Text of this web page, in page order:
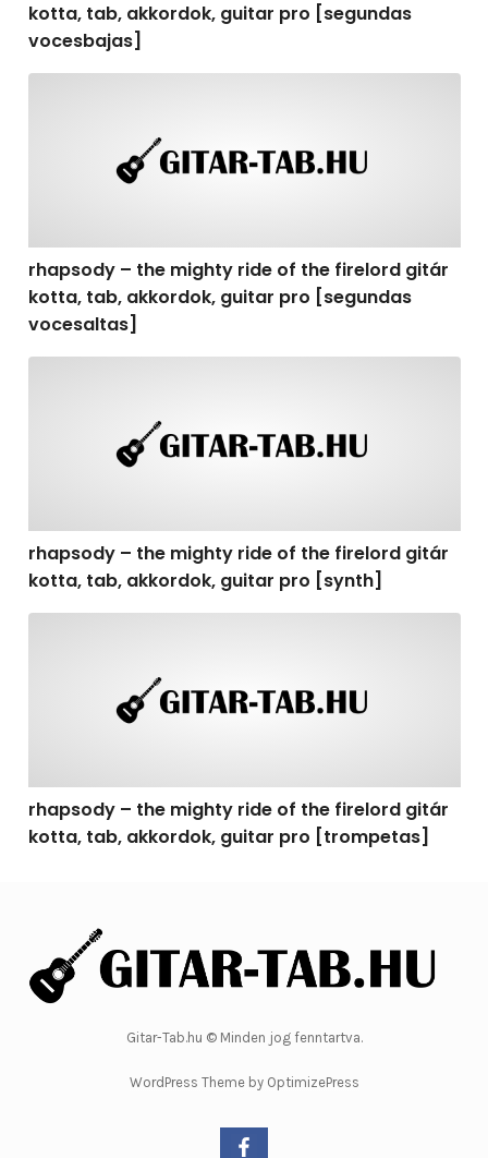
kotta, tab, akkordok, guitar pro [segundas
vocesbajas]
rhapsody – the mighty ride of the firelord gitár
kotta, tab, akkordok, guitar pro [segundas
vocesaltas]
rhapsody – the mighty ride of the firelord gitár
kotta, tab, akkordok, guitar pro [synth]
rhapsody – the mighty ride of the firelord gitár
kotta, tab, akkordok, guitar pro [trompetas]
Gitar-Tab.hu © Minden jog fenntartva.
WordPress Theme by OptimizePress